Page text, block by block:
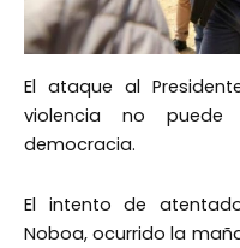
El ataque al
violencia no
democracia.
El intento de
Noboa, ocurrido la